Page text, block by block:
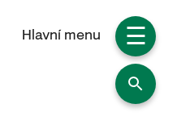
Hlavní menu ☰